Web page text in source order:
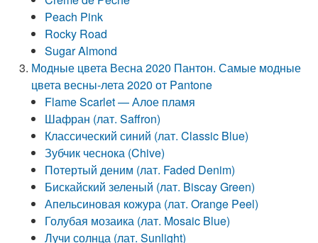
Peach Pink
Rocky Road
Sugar Almond
Модные цвета Весна 2020 Пантон. Самые модные
цвета весны-лета 2020 от Pantone
Flame Scarlet — Алое пламя
Шафран (лат. Saffron)
Классический синий (лат. Classic Blue)
Зубчик чеснока (Chive)
Потертый деним (лат. Faded Denim)
Бискайский зеленый (лат. Biscay Green)
Апельсиновая кожура (лат. Orange Peel)
Голубая мозаика (лат. Mosaic Blue)
Лучи солнца (лат. Sunlight)